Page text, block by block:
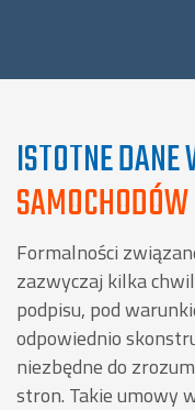
ISTOTNE
SAMOCHODÓW
Formalności
zazwyczaj kilka
podpisu, pod
odpowiednio
niezbędne do
stron. Takie umowy